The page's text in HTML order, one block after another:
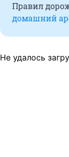
Правил
домашний
Не удалось